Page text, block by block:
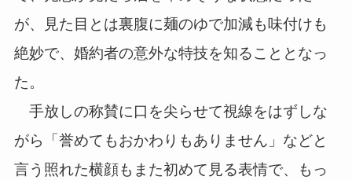
が、見た目とは裏腹に麺のゆで加減も味付けも
絶妙で、婚約者の意外な特技を知ることとなっ
た。
手放しの称賛に口を尖らせて視線をはずしな
がら「誉めてもおかわりもありません」などと
言う照れた横顔もまた初めて見る表情で、もっ